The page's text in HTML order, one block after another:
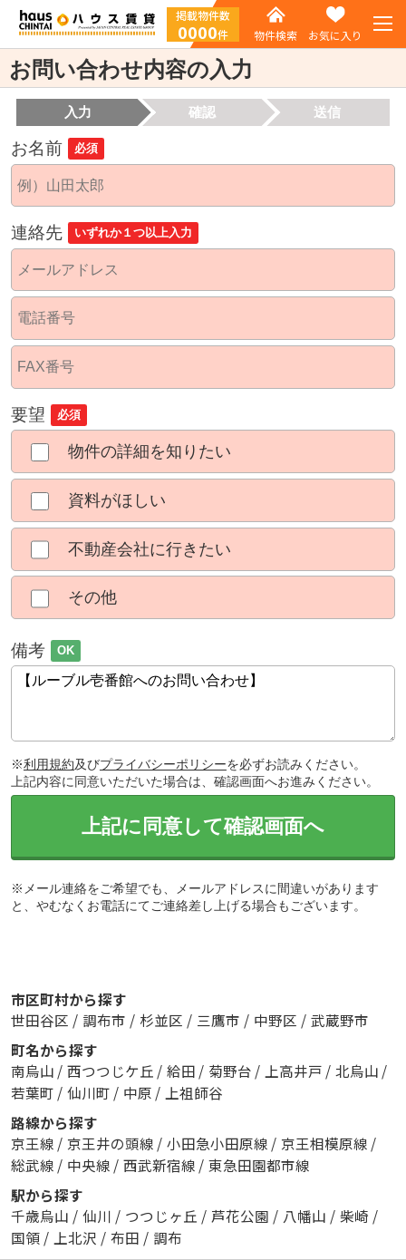
掲載物件数
0000件 物件検索 お気に入り
お問い合わせ内容の入力
入力 確認 送信
お名前 必須
連絡先 いずれか１つ以上入力
要望 必須
物件の詳細を知りたい
資料がほしい
不動産会社に行きたい
その他
備考 OK
※利用規約及びプライバシーポリシーを必ずお読みください。
上記内容に同意いただいた場合は、確認画面へお進みください。
上記に同意して確認画面へ
※メール連絡をご希望でも、メールアドレスに間違いがあります
と、やむなくお電話にてご連絡差し上げる場合もございます。
市区町村から探す
世田谷区 / 調布市 / 杉並区 / 三鷹市 / 中野区 / 武蔵野市
町名から探す
南烏山 / 西つつじケ丘 / 給田 / 菊野台 / 上高井戸 / 北烏山 /
若葉町 / 仙川町 / 中原 / 上祖師谷
路線から探す
京王線 / 京王井の頭線 / 小田急小田原線 / 京王相模原線 /
総武線 / 中央線 / 西武新宿線 / 東急田園都市線
駅から探す
千歳烏山 / 仙川 / つつじヶ丘 / 芦花公園 / 八幡山 / 柴崎 /
国領 / 上北沢 / 布田 / 調布